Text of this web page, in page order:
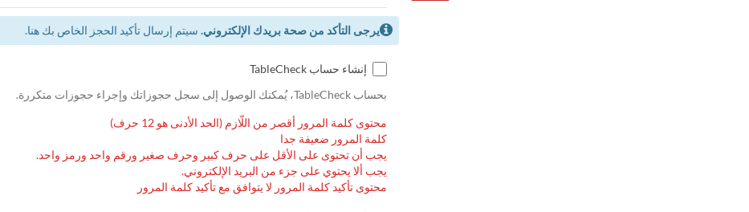
يرجى التأكد من صحة بريدك الإلكتروني.سيتم إرسال تأكيد الحجز الخاص بك هنا.
إنشاء حساب TableCheck
بحساب TableCheck، يُمكنك الوصول إلى سجل حجوزاتك وإجراء حجوزات متكررة.
محتوى كلمة المرور أقصر من اللّازم (الحد الأدنى هو 12 حرف)
كلمة المرور ضعيفة جدا
يجب أن تحتوى على الأقل على حرف كبير وحرف صغير ورقم واحد ورمز واحد.
يجب ألا يحتوي على جزء من البريد الإلكتروني.
محتوى تأكيد كلمة المرور لا يتوافق مع تأكيد كلمة المرور